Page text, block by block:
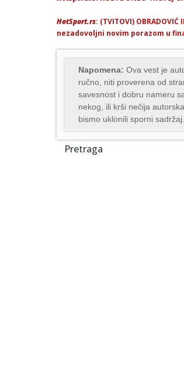
HotSport.rs: (TVITOVI) OBRADOVIĆ
nezadovoljni novim porazom u
Napomena: Ova vest je
ručno, niti proverena od
savesnost i dobru nameru
nekog, ili krši nečija
bismo uklonili sporni sadržaj.
Pretraga